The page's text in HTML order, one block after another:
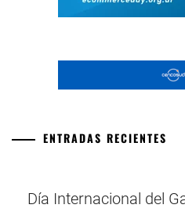
ENTRADAS RECIENTES
Día Internacional del